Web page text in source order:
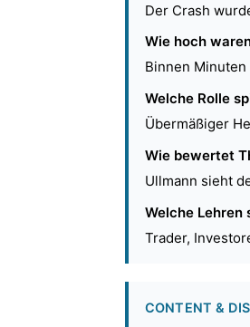
Der Crash
Wie hoch
Binnen
Welche Rolle
Übermäßiger
Wie bewertet
Ullmann sieht
Welche Lehren
Trader,
CONTENT &